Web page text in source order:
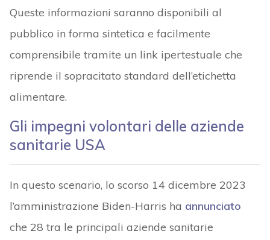
Queste informazioni saranno disponibili al
pubblico in forma sintetica e facilmente
comprensibile tramite un link ipertestuale che
riprende il sopracitato standard dell’etichetta
alimentare.
Gli impegni volontari delle aziende
sanitarie USA
In questo scenario, lo scorso 14 dicembre 2023
l’amministrazione Biden-Harris ha annunciato
che 28 tra le principali aziende sanitarie